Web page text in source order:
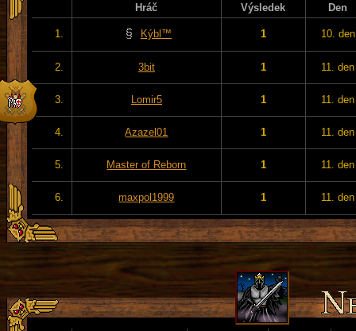
Hráč Výsledek Den
1. Kýbl™ 1 10. den
2. 3bit 1 11. den
3. Lomir5 1 11. den
4. Azazel01 1 11. den
5. Master of Reborn 1 11. den
6. maxpol1999 1 11. den